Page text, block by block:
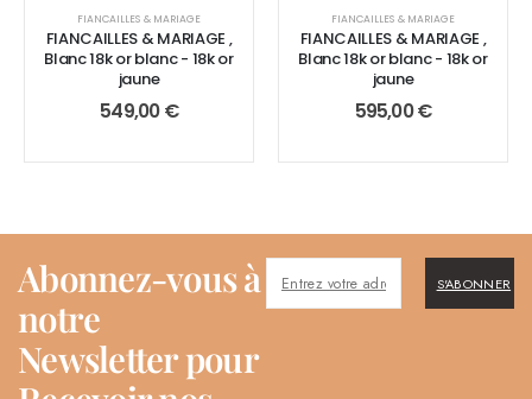
FIANCAILLES & MARIAGE
FIANCAILLES & MARIAGE ,
Blanc 18k or blanc - 18k or
jaune
549,00€
FIANCAILLES & MARIAGE
FIANCAILLES & MARIAGE ,
Blanc 18k or blanc - 18k or
jaune
595,00€
Abonnez-vous à
notre
Newsletter pour
S'ABONNER